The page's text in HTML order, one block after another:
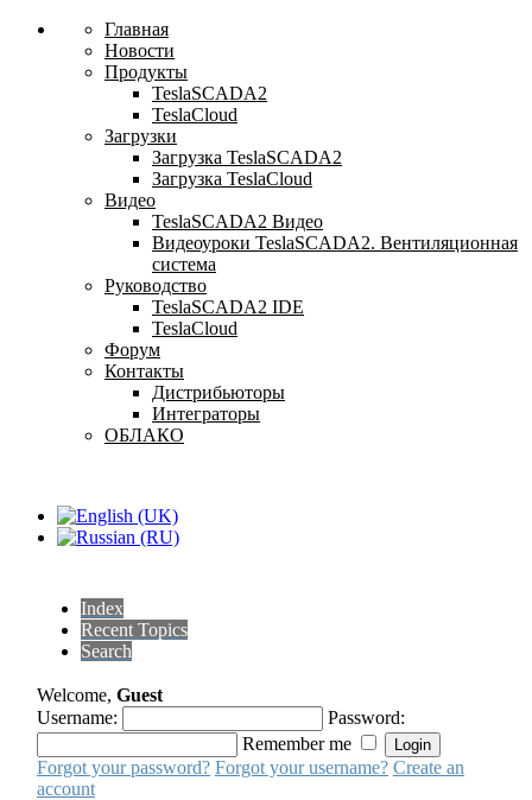
Главная
Новости
Продукты
TeslaSCADA2
TeslaCloud
Загрузки
Загрузка TeslaSCADA2
Загрузка TeslaCloud
Видео
TeslaSCADA2 Видео
Видеоуроки TeslaSCADA2. Вентиляционная
система
Руководство
TeslaSCADA2 IDE
TeslaCloud
Форум
Контакты
Дистрибьюторы
Интеграторы
ОБЛАКО
Index
Recent Topics
Search
Welcome, Guest
Username:
Password:
Remember me
Forgot your password? Forgot your username? Create an
account